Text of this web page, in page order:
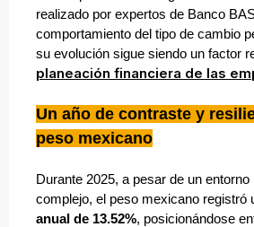
realizado por expertos de Banco
comportamiento del tipo de cambio
su evolución sigue siendo un factor
planeación financiera de las
Un año de contraste y
peso mexicano
Durante 2025, a pesar de un entorno
complejo, el peso mexicano registró
anual de 13.52%, posicionándose